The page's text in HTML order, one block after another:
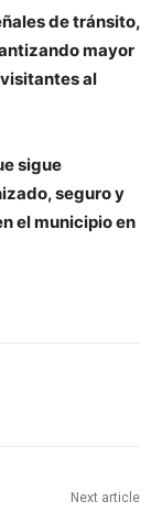
de tránsito,
mayor
al
sigue
seguro y
el municipio en
Next article